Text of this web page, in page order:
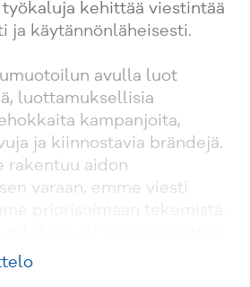
kehittää viestintää
ja käytännönläheisesti.
avulla luot
luottamuksellisia
kampanjoita,
ja kiinnostavia brändejä.
rakentuu aidon
varaan, emme viesti
viestintä. Kalleinta
jota kukaan ei kuluta.